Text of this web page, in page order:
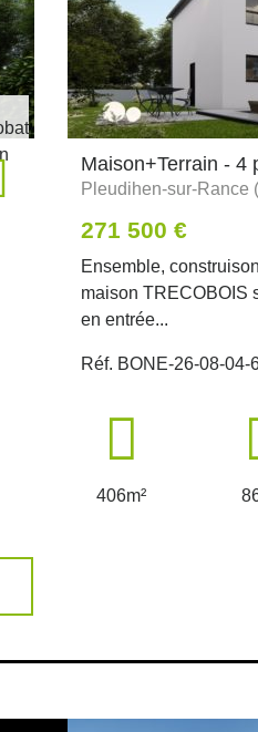
Maison+Terrain - 4
Pleudihen-sur-Rance
271 500 €
Ensemble,
maison TRECOBOIS
en entrée...
Réf. BONE-26-08-04-
406m²